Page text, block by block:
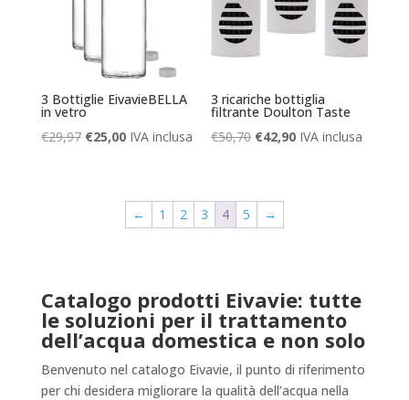
3 Bottiglie EivavieBELLA
in vetro
€29,97 Il
€29,97.
€25,00Il
è:
€25,00.
IVA inclusa
3 ricariche bottiglia
filtrante Doulton Taste
€50,70 Il
era:
€50,70.
€42,90IlIVA inclusa
← 1 2 3 4 5 →
Catalogo prodotti Eivavie: tutte
le soluzioni per il trattamento
dell’acqua domestica e non solo
Benvenuto nel catalogo Eivavie, il punto di riferimento
per chi desidera migliorare la qualità dell’acqua nella